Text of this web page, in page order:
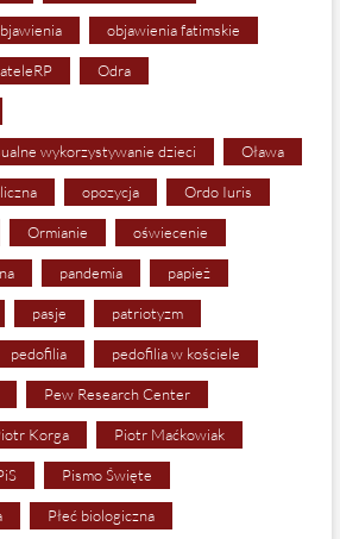
objawienia fatimskie
Odra
wykorzystywanie dzieci Oława
opozycja Ordo Iuris
Ormianie oświecenie
pandemia papież
pasje patriotyzm
pedofilia pedofilia w kościele
Pew Research Center
Korga Piotr Maćkowiak
Pismo Święte
Płeć biologiczna